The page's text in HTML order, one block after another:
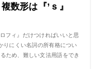
数形は『’ｓ』
フィ』だけつければいいと思
にくい名詞の所有格につい
ため、難しい文法用語をでき